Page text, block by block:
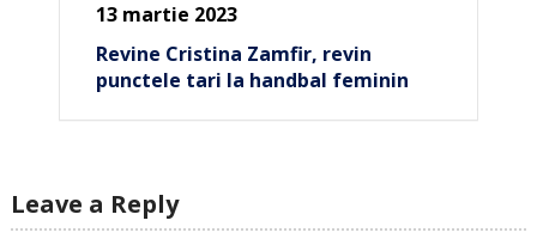
13 martie 2023
Revine Cristina Zamfir, revin
punctele tari la handbal feminin
Leave a Reply